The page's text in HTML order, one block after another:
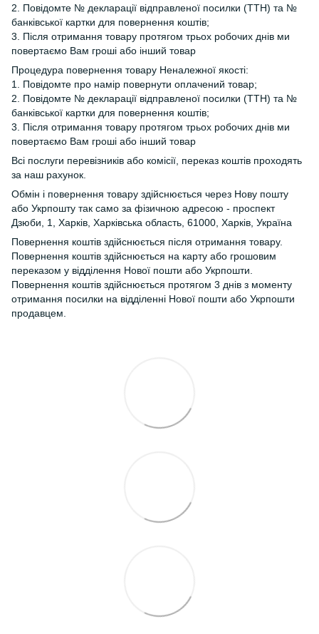
2. Повідомте № декларації відправленої посилки (ТТН) та №
банківської картки для повернення коштів;
3. Після отримання товару протягом трьох робочих днів ми
повертаємо Вам гроші або інший товар
Процедура повернення товару Неналежної якості:
1. Повідомте про намір повернути оплачений товар;
2. Повідомте № декларації відправленої посилки (ТТН) та №
банківської картки для повернення коштів;
3. Після отримання товару протягом трьох робочих днів ми
повертаємо Вам гроші або інший товар
Всі послуги перевізників або комісії, переказ коштів проходять
за наш рахунок.
Обмін і повернення товару здійснюється через Нову пошту
або Укрпошту так само за фізичною адресою - проспект
Дзюби, 1, Харків, Харківська область, 61000, Харків, Україна
Повернення коштів здійснюється після отримання товару.
Повернення коштів здійснюється на карту або грошовим
переказом у відділення Нової пошти або Укрпошти.
Повернення коштів здійснюється протягом 3 днів з моменту
отримання посилки на відділенні Нової пошти або Укрпошти
продавцем.